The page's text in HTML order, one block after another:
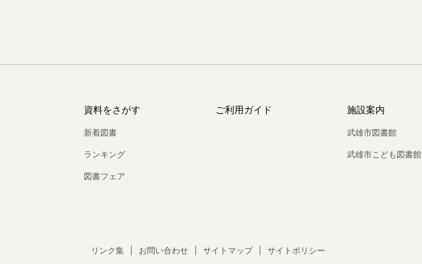
資料をさがす
新着図書
ランキング
図書フェア
ご利用ガイド 施設案内
武雄市図書館
武雄市こども図書館
リンク集 お問い合わせ サイトマップ サイトポリシー